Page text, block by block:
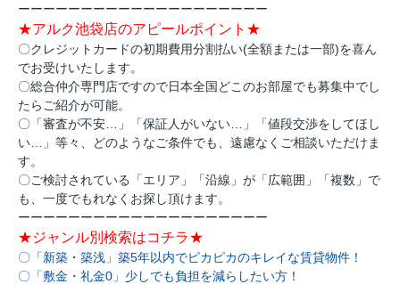
ーーーーーーーーーーーーーーーーーーーー
★アルク池袋店のアピールポイント★
〇クレジットカードの初期費用分割払い(全額または一部)を喜ん
でお受けいたします。
〇総合仲介専門店ですので日本全国どこのお部屋でも募集中でし
たらご紹介が可能。
〇「審査が不安…」「保証人がいない…」「値段交渉をしてほし
い…」等々、どのようなご条件でも、遠慮なくご相談いただけま
す。
〇ご検討されている「エリア」「沿線」が「広範囲」「複数」で
も、一度でもれなくお探し頂けます。
ーーーーーーーーーーーーーーーーーーーー
★ジャンル別検索はコチラ★
〇「新築・築浅」築5年以内でピカピカのキレイな賃貸物件！
〇「敷金・礼金0」少しでも負担を減らしたい方！